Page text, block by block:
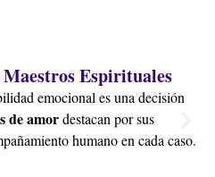
Espirituales
emocional es una decisión
de amordestacan por sus
humano en cada caso.